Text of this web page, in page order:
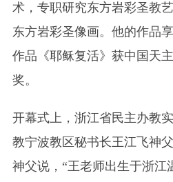
术，专职研究东方岩彩圣教
东方岩彩圣像画。他的作品
作品《耶稣复活》获中国天
奖。
开幕式上，浙江省民主办教
教宁波教区秘书长王江飞神
神父说，“王老师出生于浙江